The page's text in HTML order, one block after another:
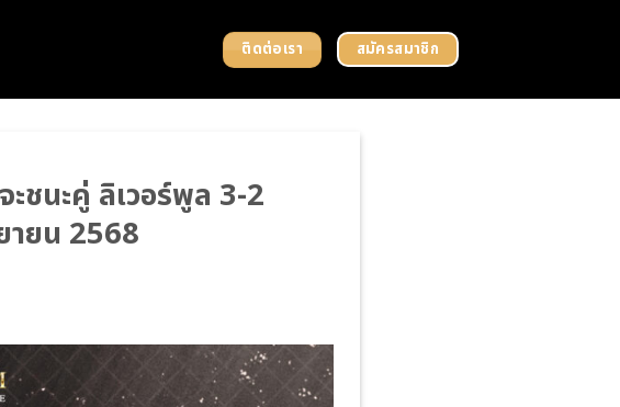
ติดต่อเรา สมัครสมาชิก
ชนะคู่ ลิเวอร์พูล 3-2
ายน 2568